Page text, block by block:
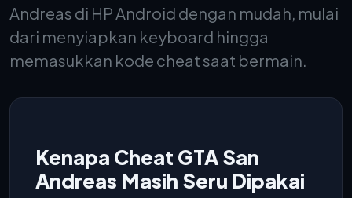
Andreas di HP Android dengan mudah, mulai
dari menyiapkan keyboard hingga
memasukkan kode cheat saat bermain.
Kenapa Cheat GTA San
Andreas Masih Seru Dipakai